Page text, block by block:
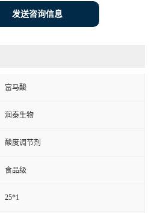
发送咨询信息
富马酸
润泰生物
酸度调节剂
食品级
25*1